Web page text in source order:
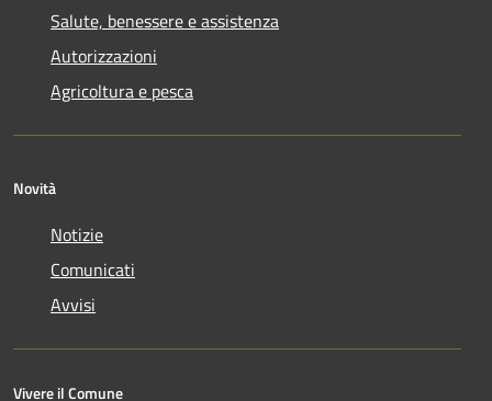
Salute, benessere e assistenza
Autorizzazioni
Agricoltura e pesca
Novità
Notizie
Comunicati
Avvisi
Vivere il Comune